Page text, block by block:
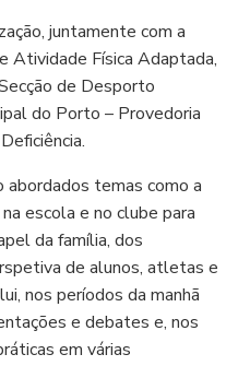
juntamente com a
Atividade Física Adaptada,
de Desporto
do Porto – Provedoria
temas como a
escola e no clube para
da família, dos
de alunos, atletas e
nos períodos da manhã
e debates e, nos
em várias